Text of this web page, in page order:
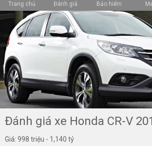
Trang chủ Đánh giá Bảo hiểm
Đánh giá xe Honda CR-V
Giá: 998 triệu - 1,140 tỷ